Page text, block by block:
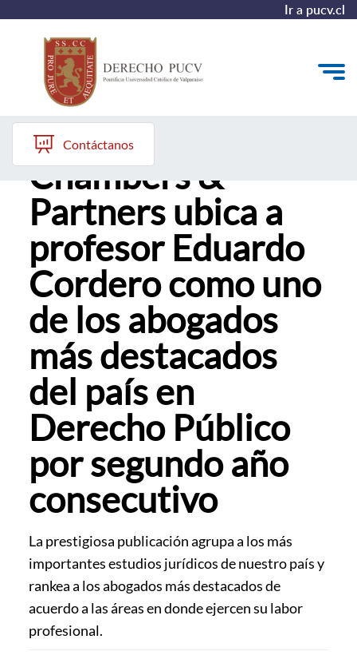
Ir a pucv.cl
Quiénes somos
Estudiantes y Admisión
Postgrados y Formación Continua
Investigación y Biblioteca
Vinculación con el Medio y Alumni
Contáctanos
Ranking de
Chambers &
Partners ubica a
profesor Eduardo
Cordero como uno
de los abogados
más destacados
del país en
Derecho Público
por segundo año
consecutivo
La prestigiosa publicación agrupa a los más
importantes estudios jurídicos de nuestro país y
rankea a los abogados más destacados de
acuerdo a las áreas en donde ejercen su labor
profesional.